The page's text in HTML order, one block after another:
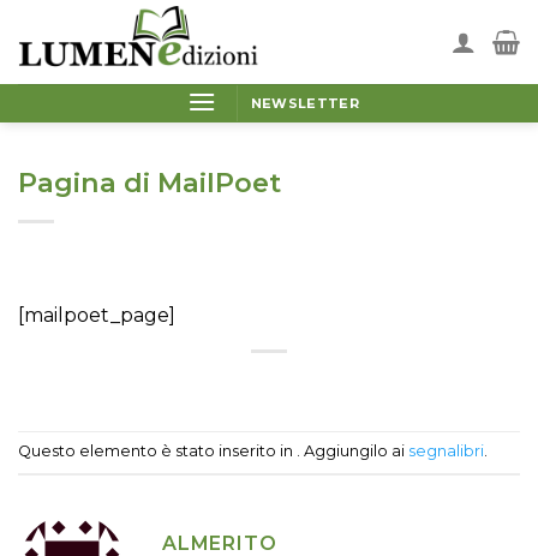
contenuti
NEWSLETTER
Pagina di MailPoet
[mailpoet_page]
Questo elemento è stato inserito in . Aggiungilo ai segnalibri
ALMERITO